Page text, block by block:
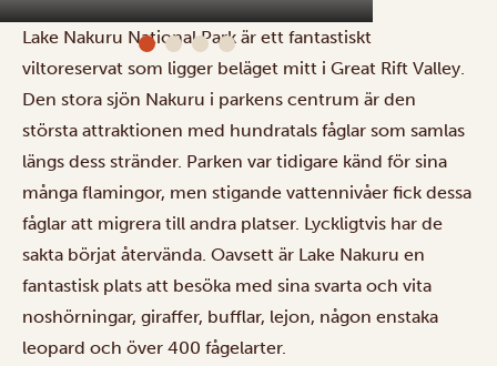
Lake Nakuru National Park är ett fantastiskt
viltoreservat som ligger beläget mitt i Great Rift Valley.
Den stora sjön Nakuru i parkens centrum är den
största attraktionen med hundratals fåglar som samlas
längs dess stränder. Parken var tidigare känd för sina
många flamingor, men stigande vattennivåer fick dessa
fåglar att migrera till andra platser. Lyckligtvis har de
sakta börjat återvända. Oavsett är Lake Nakuru en
fantastisk plats att besöka med sina svarta och vita
noshörningar, giraffer, bufflar, lejon, någon enstaka
leopard och över 400 fågelarter.